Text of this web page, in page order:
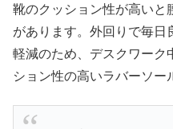
靴のクッション性が高いと
があります。外回りで毎日
軽減のため、デスクワーク
ション性の高いラバーソー